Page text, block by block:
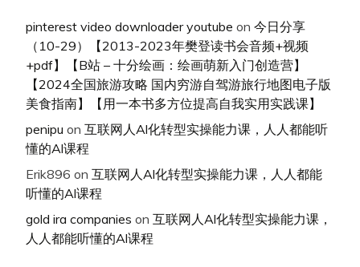
pinterest video downloader youtube on 今日分享
（10-29）【2013-2023年樊登读书会音频+视频
+pdf】【B站 – 十分绘画：绘画萌新入门创造营】
【2024全国旅游攻略 国内穷游自驾游旅行地图电子版
美食指南】【用一本书多方位提高自我实用实践课】
penipu on 互联网人Al化转型实操能力课，人人都能听
懂的Al课程
Erik896 on 互联网人Al化转型实操能力课，人人都能
听懂的Al课程
gold ira companies on 互联网人Al化转型实操能力课，
人人都能听懂的Al课程